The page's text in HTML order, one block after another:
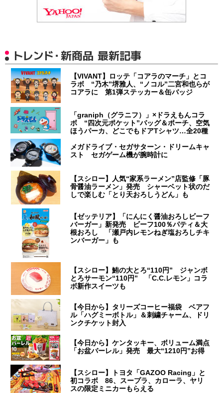
トレンド・新商品 最新記事
【VIVANT】ロッテ「コアラのマーチ」とコ
ラボ “乃木”堺雅人、“ノコル”二宮和也らが
コアラに 第1弾ステッカー＆缶バッジ
「graniph（グラニフ）」×ドラえもんコラ
ボ “四次元ポケット”バッグ＆ポーチ、空気
ほうパーカ、どこでもドアTシャツ…全20種
メガドライブ・セガサターン・ドリームキャ
スト セガゲーム機が腕時計に
【スシロー】人気“家系ラーメン”店監修「豚
骨醤油ラーメン」発売 シャーベット状のだ
しで楽しむ「とり天おろしうどん」も
【ゼッテリア】「にんにく醤油おろしビーフ
バーガー」新発売 ビーフ100％パティ＆大
根おろし 「瀬戸内レモンねぎ塩おろしチキ
ンバーガー」も
【スシロー】鮪の大とろ“110円” ジャンボ
とろサーモン“110円” 「C.C.レモン」コラ
ボ新作スイーツも
【今日から】タリーズコーヒー福袋 ベアフ
ル「ハグミーボトル」＆刺繍チャーム、ドリ
ンクチケット封入
【今日から】ケンタッキー、ボリューム満点
「お盆バーレル」発売 最大“1210円”お得
【スシロー】トヨタ「GAZOO Racing」と
初コラボ 86、スープラ、カローラ、ヤリ
スの限定ミニカーもらえる